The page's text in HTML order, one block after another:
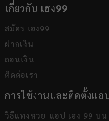
เกี่ยวกับ เฮง99
สมัคร เฮง99
ฝากเงิน
ถอนเงิน
ติดต่อเรา
การใช้งานและติดตั้งแอ
วิธีแทงหวย แอป เฮง 99 บ